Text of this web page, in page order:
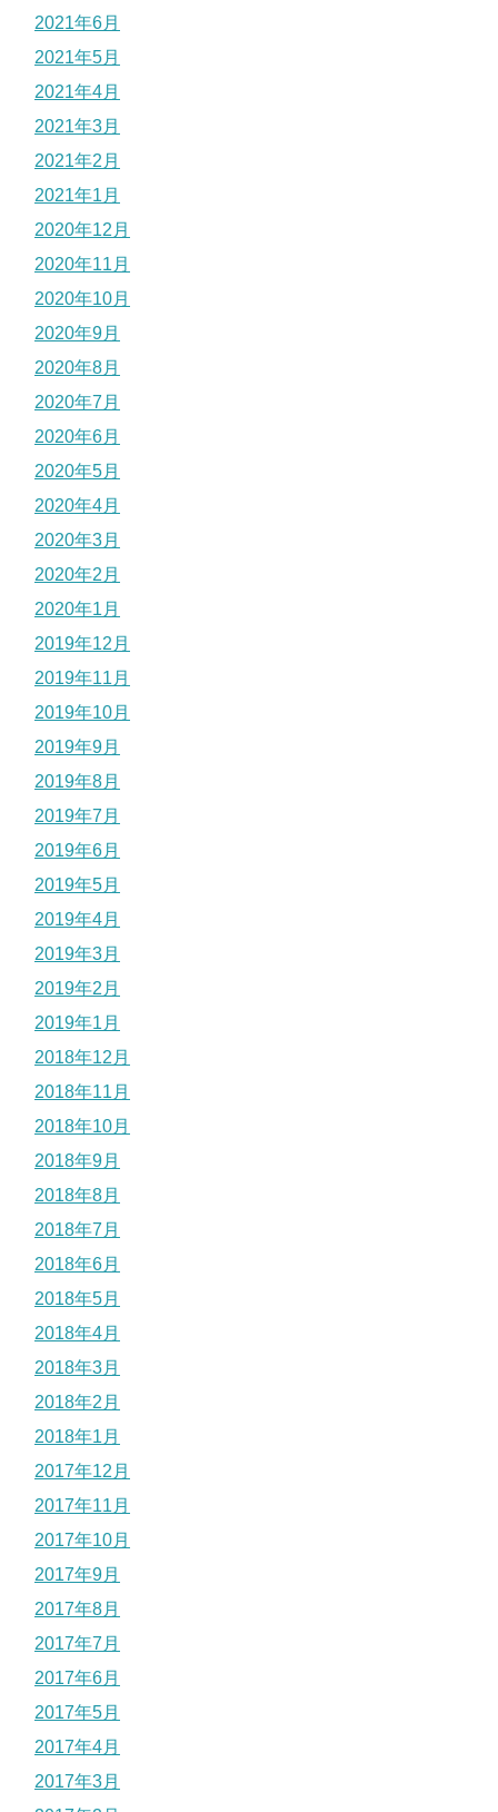
2021年6月
2021年5月
2021年4月
2021年3月
2021年2月
2021年1月
2020年12月
2020年11月
2020年10月
2020年9月
2020年8月
2020年7月
2020年6月
2020年5月
2020年4月
2020年3月
2020年2月
2020年1月
2019年12月
2019年11月
2019年10月
2019年9月
2019年8月
2019年7月
2019年6月
2019年5月
2019年4月
2019年3月
2019年2月
2019年1月
2018年12月
2018年11月
2018年10月
2018年9月
2018年8月
2018年7月
2018年6月
2018年5月
2018年4月
2018年3月
2018年2月
2018年1月
2017年12月
2017年11月
2017年10月
2017年9月
2017年8月
2017年7月
2017年6月
2017年5月
2017年4月
2017年3月